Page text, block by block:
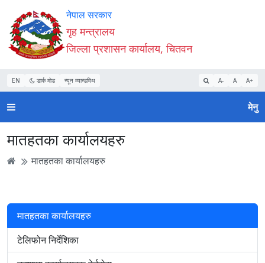
Accessibility
Mode
सुरु
गर्नुहोस्
सामाग्री
पढ्नुहाेस्
नेभिगेसन
पढ्नुहाेस्
वेबसाइट
खोजमा
जानुहोस्
नेपाल सरकार
गृह मन्त्रालय
जिल्ला प्रशासन कार्यालय, चितवन
EN डार्क मोड न्यून व्यान्डविथ A- A A+
मेनु
मातहतका कार्यालयहरु
मातहतका कार्यालयहरु
मातहतका कार्यालयहरु
टेलिफोन निर्देशिका